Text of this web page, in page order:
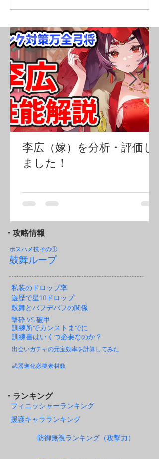
李広（嫁）を分析・評価し
ました！
・攻略情報
ボスハメ技その①
鼓舞ループ
私装のドロップ率
遊歴で星10ドロップ
鼓舞とバフデバフの関係
訓練所でカンストまでに
訓練書はいくつ必要なのか？
出会いガチャの元宝効率を計算してみた
武器進化必要素材数
撃砕 VS 破甲
・ランキング
フィニッシャーランキング
援護キャラランキング
防御無視ランキング（攻撃力）